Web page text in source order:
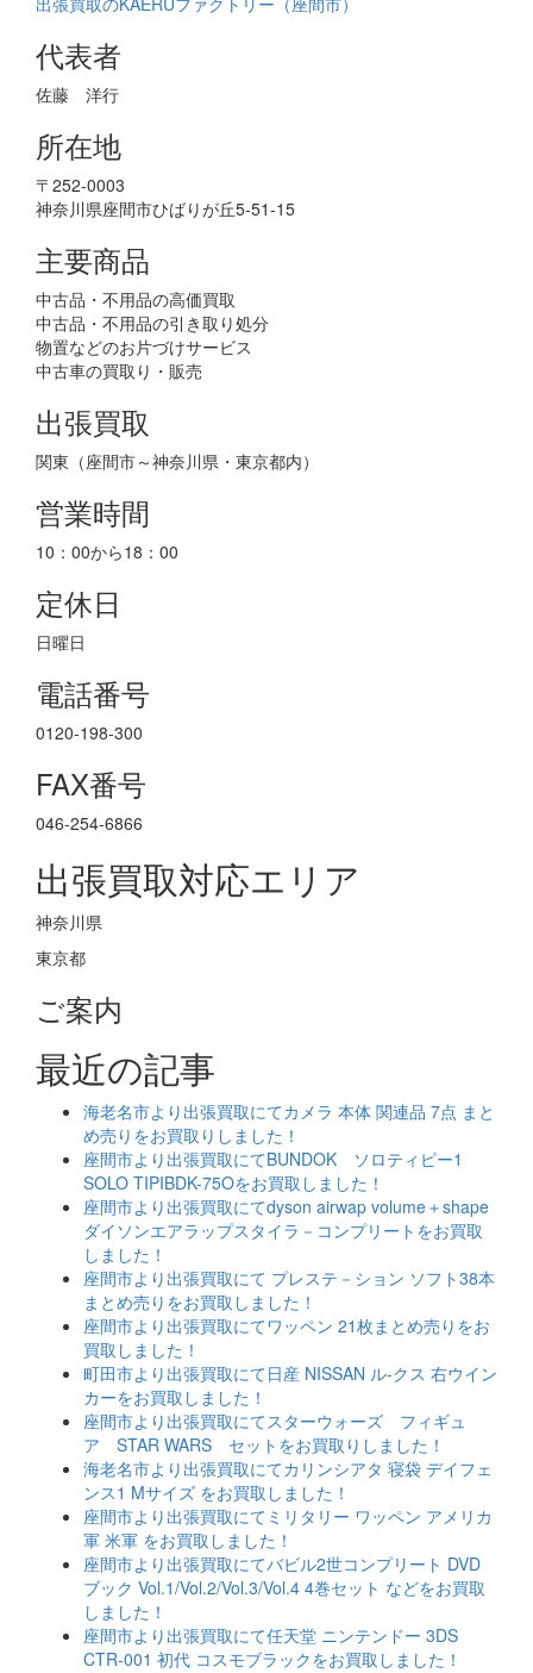
代表者
佐藤 洋行
所在地
〒252-0003
神奈川県座間市ひばりが丘5-51-15
主要商品
中古品・不用品の高価買取
中古品・不用品の引き取り処分
物置などのお片づけサービス
中古車の買取り・販売
出張買取
関東（座間市～神奈川県・東京都内）
営業時間
10：00から18：00
定休日
日曜日
電話番号
0120-198-300
FAX番号
046-254-6866
出張買取対応エリア
神奈川県
東京都
ご案内
最近の記事
海老名市より出張買取にてカメラ 本体 関連品 7点 まと
め売りをお買取りしました！
座間市より出張買取にてBUNDOK ソロティピー1
SOLO TIPIBDK-75Oをお買取しました！
座間市より出張買取にてdyson airwap volume＋shape
ダイソンエアラップスタイラ－コンプリートをお買取
しました！
座間市より出張買取にて プレステ－ション ソフト38本
まとめ売りをお買取しました！
座間市より出張買取にてワッペン 21枚まとめ売りをお
買取しました！
町田市より出張買取にて日産 NISSAN ル-クス 右ウイン
カーをお買取しました！
座間市より出張買取にてスターウォーズ フィギュ
ア STAR WARS セットをお買取りしました！
海老名市より出張買取にてカリンシアタ 寝袋 デイフェ
ンス1 Mサイズ をお買取しました！
座間市より出張買取にてミリタリー ワッペン アメリカ
軍 米軍 をお買取しました！
座間市より出張買取にてバビル2世コンプリート DVD
ブック Vol.1/Vol.2/Vol.3/Vol.4 4巻セット などをお買取
しました！
座間市より出張買取にて任天堂 ニンテンドー 3DS
CTR-001 初代 コスモブラックをお買取しました！